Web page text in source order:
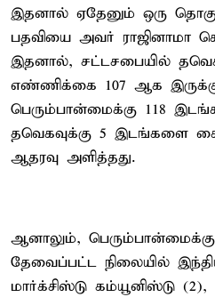
இதனால் ஏதேனும் ஒரு
பதவியை அவர் ராஜினாமா
இதனால், சட்டசபையில்
எண்ணிக்கை 107 ஆக
பெரும்பான்மைக்கு 118
தவெகவுக்கு 5 இடங்களை
ஆதரவு அளித்தது.
ஆனாலும்,
தேவைப்பட்ட நிலையில்
மார்க்சிஸ்டு கம்யூனிஸ்டு